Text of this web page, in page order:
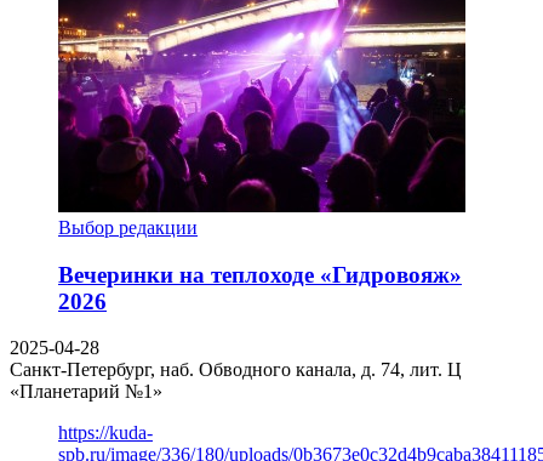
Выбор редакции
Вечеринки на теплоходе «Гидровояж»
2026
2025-04-28
Санкт-Петербург, наб. Обводного канала, д. 74, лит. Ц
«Планетарий №1»
https://kuda-
spb.ru/image/336/180/uploads/